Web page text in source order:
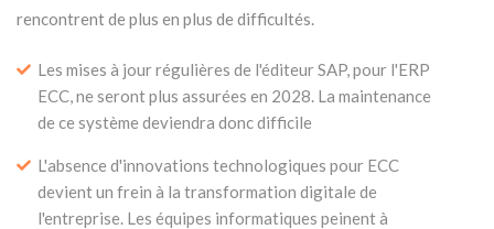
rencontrent de plus en plus de difficultés.
Les mises à jour régulières de l'éditeur SAP, pour l'ERP
ECC, ne seront plus assurées en 2028. La maintenance
de ce système deviendra donc difficile
L'absence d'innovations technologiques pour ECC
devient un frein à la transformation digitale de
l'entreprise. Les équipes informatiques peinent à